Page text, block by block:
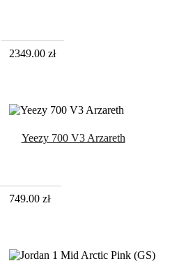
2349.00 zł
Yeezy 700 V3 Arzareth
749.00 zł